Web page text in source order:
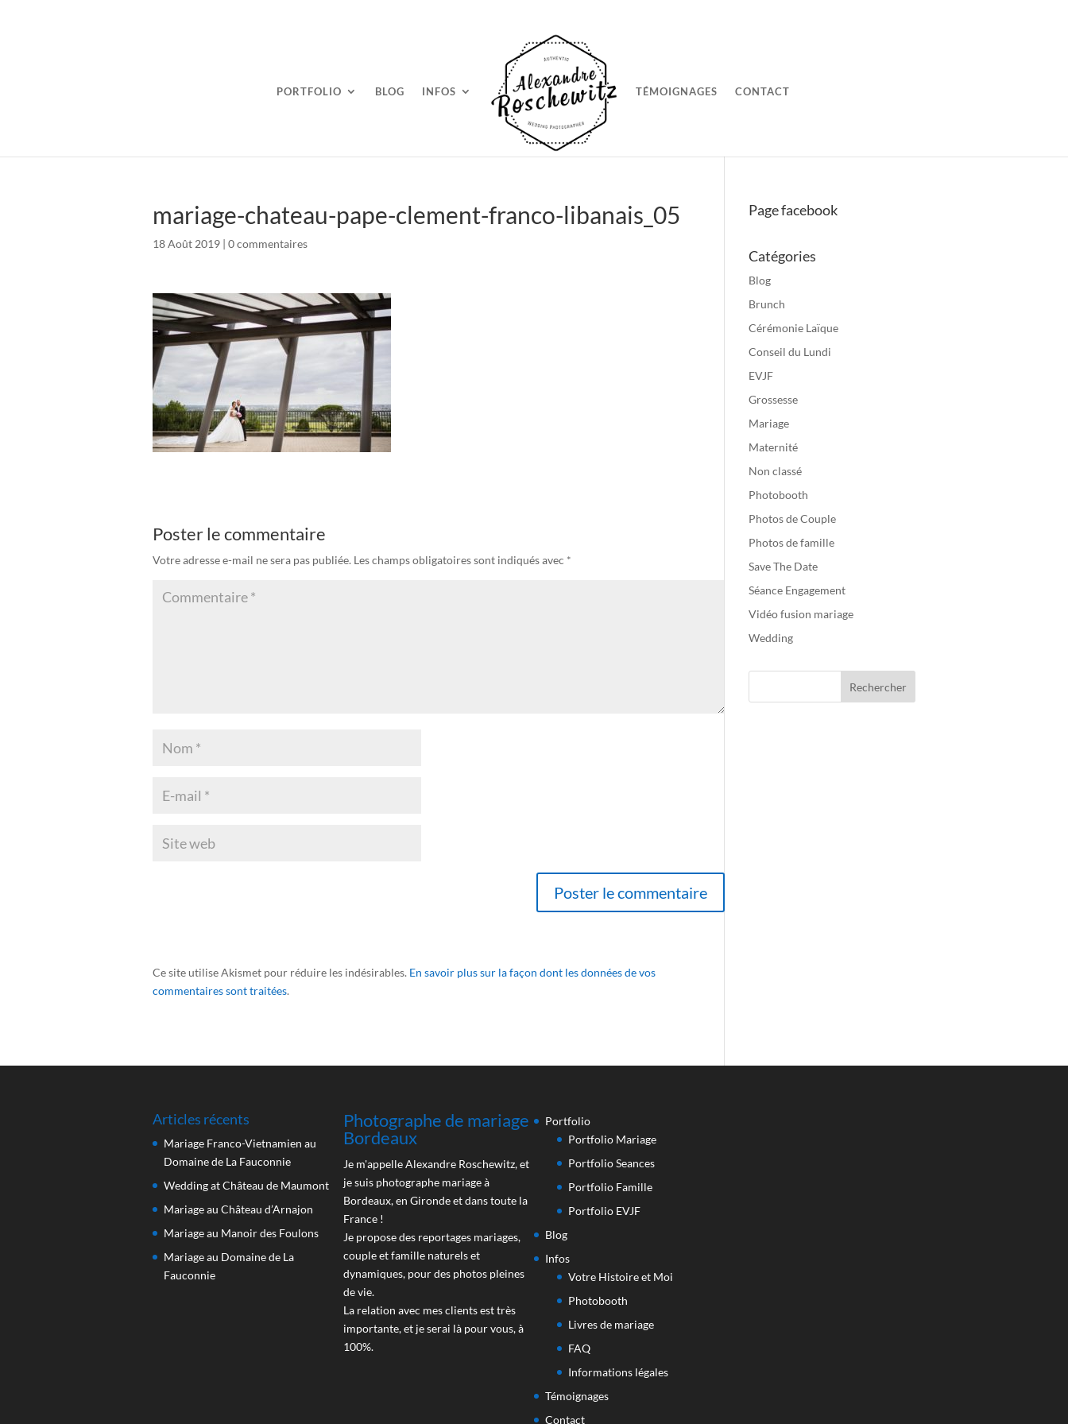
PORTFOLIO BLOG INFOS TÉMOIGNAGES CONTACT
mariage-chateau-pape-clement-franco-libanais_05
18 Août 2019 | 0 commentaires
Poster le commentaire
Votre adresse e-mail ne sera pas publiée. Les champs obligatoires sont indiqués avec *
Ce site utilise Akismet pour réduire les indésirables. En savoir plus sur la façon dont les données de vos
commentaires sont traitées.
Page facebook
Catégories
Blog
Brunch
Cérémonie Laïque
Conseil du Lundi
EVJF
Grossesse
Mariage
Maternité
Non classé
Photobooth
Photos de Couple
Photos de famille
Save The Date
Séance Engagement
Vidéo fusion mariage
Wedding
Articles récents
Mariage Franco-Vietnamien au
Domaine de La Fauconnie
Wedding at Château de Maumont
Mariage au Château d’Arnajon
Mariage au Manoir des Foulons
Mariage au Domaine de La
Fauconnie
Photographe de mariage
Bordeaux
Je m'appelle Alexandre Roschewitz, et
je suis photographe mariage à
Bordeaux, en Gironde et dans toute la
France !
Je propose des reportages mariages,
couple et famille naturels et
dynamiques, pour des photos pleines
de vie.
La relation avec mes clients est très
importante, et je serai là pour vous, à
100%.
Portfolio
Portfolio Mariage
Portfolio Seances
Portfolio Famille
Portfolio EVJF
Blog
Infos
Votre Histoire et Moi
Photobooth
Livres de mariage
FAQ
Informations légales
Témoignages
Contact